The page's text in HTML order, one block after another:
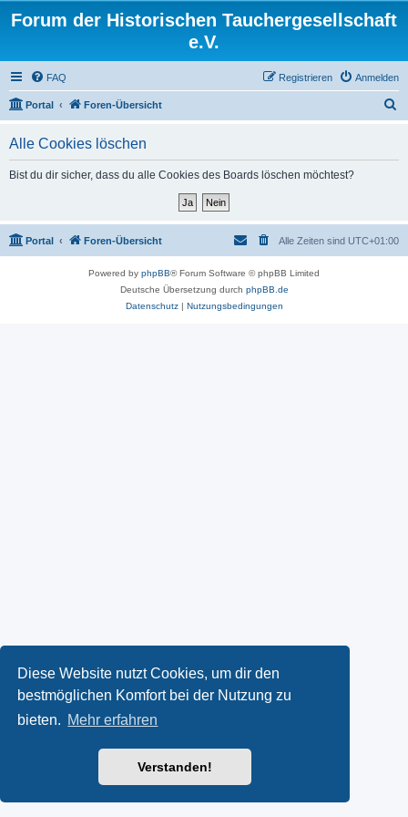
Diese Website nutzt Cookies, um dir den
bestmöglichen Komfort bei der Nutzung zu
bieten. Mehr erfahren
Verstanden!
Forum der Historischen Tauchergesellschaft
e.V.
FAQ Anmelden
Registrieren
Portal Foren-Übersicht
Alle Cookies löschen
Bist du dir sicher, dass du alle Cookies des Boards löschen möchtest?
Portal Foren-Übersicht Alle Zeiten sind UTC+01:00
Powered by phpBB® Forum Software © phpBB Limited
Deutsche Übersetzung durch phpBB.de
Datenschutz| Nutzungsbedingungen